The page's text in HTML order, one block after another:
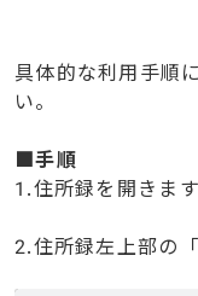
具体的な利用手順
い。
■手順
1.住所録を開きます
2.住所録左上部の